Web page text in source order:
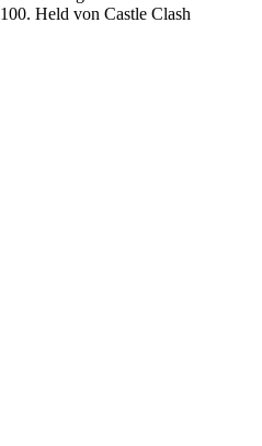
100. Held von Castle Clash